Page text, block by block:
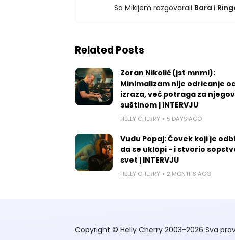
Sa Mikijem razgovarali Bara i
Related Posts
Zoran Nikolić (jst mnml):
Minimalizam nije odricanje
izraza, već potraga za
suštinom | INTERVJU
HELLY CHERRY 5 DAYS AGO
Vudu Popaj: Čovek koji je
da se uklopi - i stvorio
svet | INTERVJU
HELLY CHERRY 2 MONTHS AGO
Copyright © Helly Cherry 2003-2026 Sva